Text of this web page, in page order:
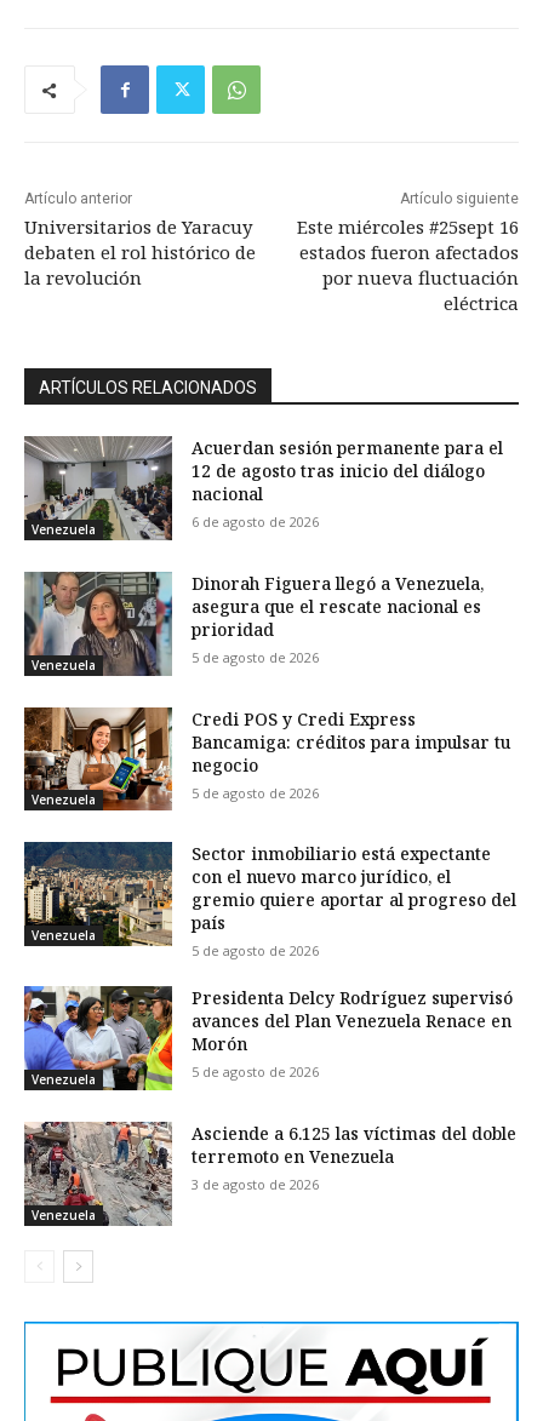
Artículo anterior
Universitarios de Yaracuy
debaten el rol histórico de
la revolución
Artículo siguiente
Este miércoles #25sept 16
estados fueron afectados
por nueva fluctuación
eléctrica
ARTÍCULOS RELACIONADOS
Venezuela
Acuerdan sesión permanente para el
12 de agosto tras inicio del diálogo
nacional
6 de agosto de 2026
Venezuela
Dinorah Figuera llegó a Venezuela,
asegura que el rescate nacional es
prioridad
5 de agosto de 2026
Venezuela
Credi POS y Credi Express
Bancamiga: créditos para impulsar tu
negocio
5 de agosto de 2026
Venezuela
Sector inmobiliario está expectante
con el nuevo marco jurídico, el
gremio quiere aportar al progreso del
país
5 de agosto de 2026
Venezuela
Presidenta Delcy Rodríguez supervisó
avances del Plan Venezuela Renace en
Morón
5 de agosto de 2026
Venezuela
Asciende a 6.125 las víctimas del doble
terremoto en Venezuela
3 de agosto de 2026